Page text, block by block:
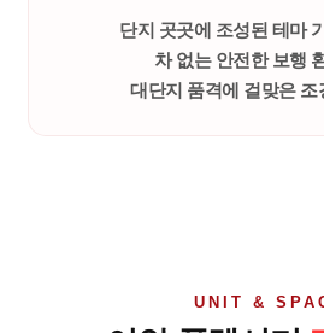
단지 곳곳에 조성된 테마
차 없는 안전한 보행
대단지 품격에 걸맞은 조
UNIT &